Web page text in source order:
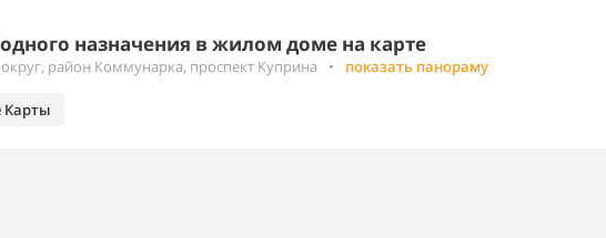
назначения в жилом доме на карте
район Коммунарка, проспект Куприна • показать панораму
Карты